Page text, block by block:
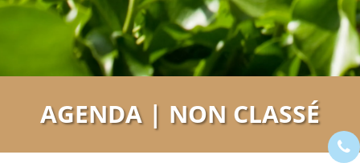
AGENDA | NON CLASSÉ